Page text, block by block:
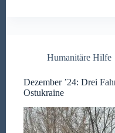
Humanitäre Hilfe
Dezember ’24: Drei
Ostukraine